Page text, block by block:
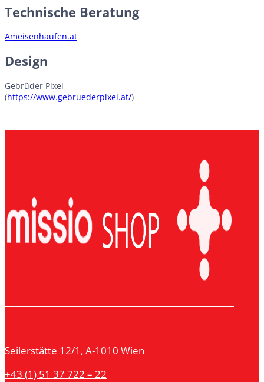
Technische Beratung
Ameisenhaufen.at
Design
Gebrüder Pixel
(https://www.gebruederpixel.at/)
Seilerstätte 12/1, A-1010 Wien
+43 (1) 51 37 722 – 22